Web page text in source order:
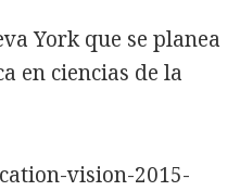
York que se planea
en ciencias de la
vision-2015-